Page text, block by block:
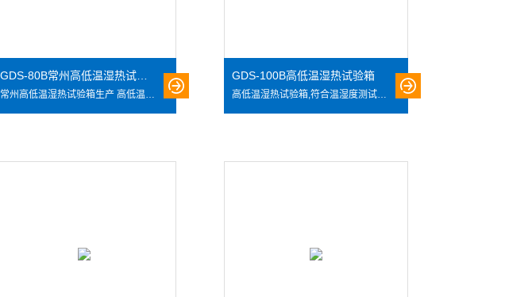
常州高低温湿热试验箱生产 高低温湿热试验箱,符合温湿度测试标准风循环系统，可模拟高温低温、低温高温等不同环境的测试条件，搭配容易操作和学习的高准确性编程系统，提供Z佳测试性能条件，广泛适用于电工、电子、仪器仪表及其它产品零部件在高低温湿热环境下贮存、运输、使用时的适应性试验，确定上述产品对高低温及湿热环境的耐温适应性，特别是产品电气性能和机械性能的变化情况 也可用于检查试样耐受某些腐蚀的能力。
GDS-100B高低温湿热试验箱
高低温湿热试验箱,符合温湿度测试标准风循环系统，可模拟高温低温、低温高温等不同环境的测试条件，搭配容易操作和学习的高准确性编程系统，提供Z佳测试性能条件，广泛适用于电工、电子、仪器仪表及其它产品零部件在高低温湿热环境下贮存、运输、使用时的适应性试验，确定上述产品对高低温及湿热环境的耐温适应性，特别是产品电气性能和机械性能的变化情况 也可用于检查试样耐受某些腐蚀的能力。